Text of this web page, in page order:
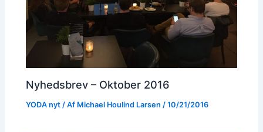
Nyhedsbrev – Oktober 2016
YODA nyt / Af Michael Houlind Larsen /10/21/2016